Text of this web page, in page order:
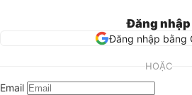
Đăng nhập
Đăng nhập bằng
HOẶC
Email